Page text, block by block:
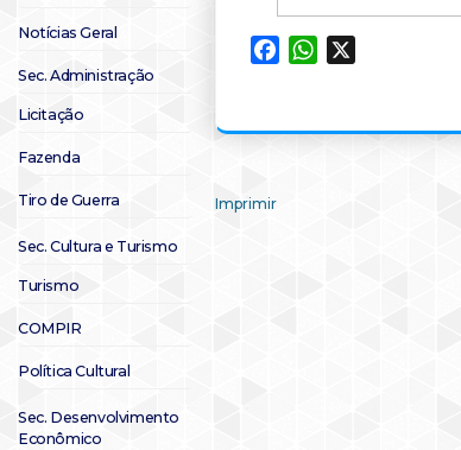
Notícias Geral
Sec. Administração
Licitação
Fazenda
Tiro de Guerra
Sec. Cultura e Turismo
Turismo
COMPIR
Política Cultural
Sec. Desenvolvimento
Econômico
FacebookWhatsApp
Imprimir